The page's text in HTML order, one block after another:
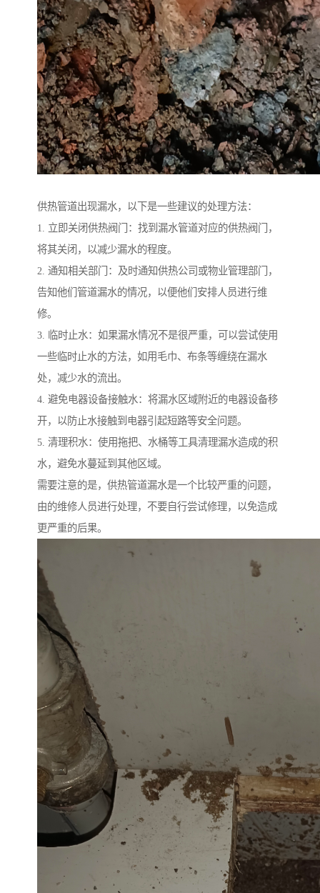
供热管道出现漏水，以下是一些建议的处理方法：
1. 立即关闭供热阀门：找到漏水管道对应的供热阀门，
将其关闭，以减少漏水的程度。
2. 通知相关部门：及时通知供热公司或物业管理部门，
告知他们管道漏水的情况，以便他们安排人员进行维
修。
3. 临时止水：如果漏水情况不是很严重，可以尝试使用
一些临时止水的方法，如用毛巾、布条等缠绕在漏水
处，减少水的流出。
4. 避免电器设备接触水：将漏水区域附近的电器设备移
开，以防止水接触到电器引起短路等安全问题。
5. 清理积水：使用拖把、水桶等工具清理漏水造成的积
水，避免水蔓延到其他区域。
需要注意的是，供热管道漏水是一个比较严重的问题，
由的维修人员进行处理，不要自行尝试修理，以免造成
更严重的后果。